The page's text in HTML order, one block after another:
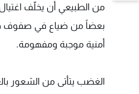
من الطبيعي أن يخلّف
أمنية موجبة ومفهومة.
الغضب يتأتى من الشعور